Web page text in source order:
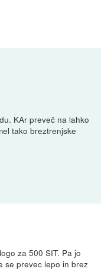
KAr preveč na lahko
tako breztrenjske
za 500 SIT. Pa jo
se prevec lepo in brez